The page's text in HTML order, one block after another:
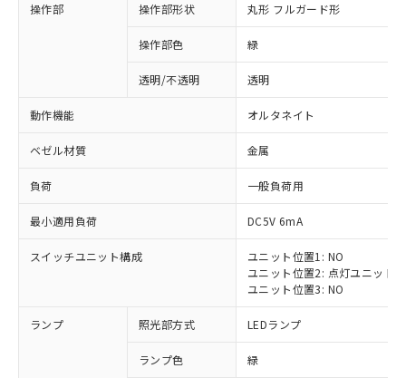
操作部 操作部形状 丸形 フルガード形
操作部色 緑
透明/不透明 透明
動作機能 オルタネイト
ベゼル材質 金属
負荷 一般負荷用
最小適用負荷 DC5V 6mA
スイッチユニット構成
ユニット位置1: NO
ユニット位置2: 点灯ユニット
ユニット位置3: NO
ランプ 照光部方式 LEDランプ
ランプ色 緑